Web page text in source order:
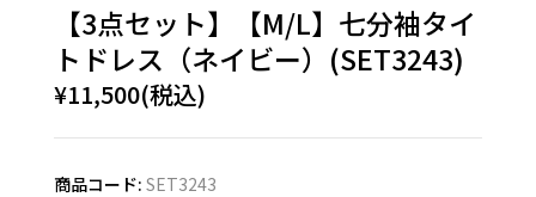
【3点セット】【M/L】七分袖タイ
トドレス（ネイビー）(SET3243)
¥11,500(税込)
商品コード: SET3243